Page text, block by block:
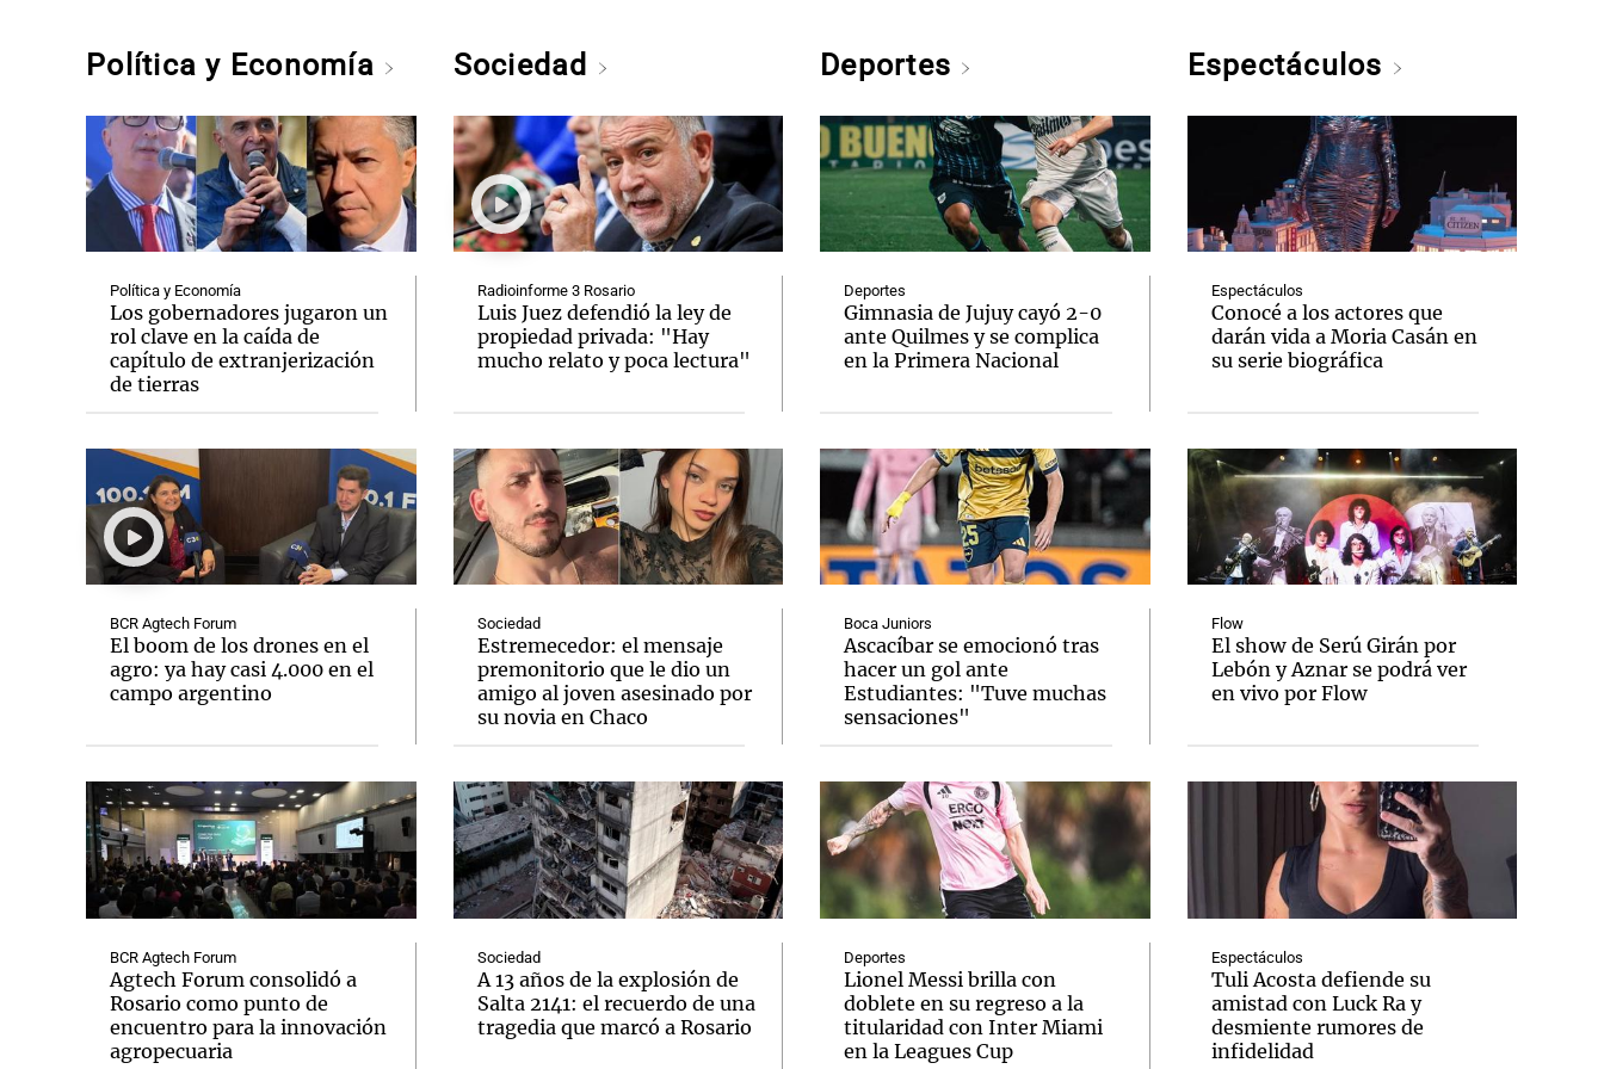
Política y Economía
Política y Economía
Los gobernadores jugaron un
rol clave en la caída de
capítulo de extranjerización
de tierras
BCR Agtech Forum
El boom de los drones en el
agro: ya hay casi 4.000 en el
campo argentino
BCR Agtech Forum
Agtech Forum consolidó a
Rosario como punto de
encuentro para la innovación
agropecuaria
Sociedad
Radioinforme 3 Rosario
Luis Juez defendió la ley de
propiedad privada: "Hay
mucho relato y poca lectura"
Sociedad
Estremecedor: el mensaje
premonitorio que le dio un
amigo al joven asesinado por
su novia en Chaco
Sociedad
A 13 años de la explosión de
Salta 2141: el recuerdo de una
tragedia que marcó a Rosario
Deportes
Deportes
Gimnasia de Jujuy cayó 2-0
ante Quilmes y se complica
en la Primera Nacional
Boca Juniors
Ascacíbar se emocionó tras
hacer un gol ante
Estudiantes: "Tuve muchas
sensaciones"
Deportes
Lionel Messi brilla con
doblete en su regreso a la
titularidad con Inter Miami
en la Leagues Cup
Espectáculos
Espectáculos
Conocé a los actores que
darán vida a Moria Casán en
su serie biográfica
Flow
El show de Serú Girán por
Lebón y Aznar se podrá ver
en vivo por Flow
Espectáculos
Tuli Acosta defiende su
amistad con Luck Ra y
desmiente rumores de
infidelidad
Notas
El huracán de Arequito
Notas
Cadena 3 en Groenlandia
Notas